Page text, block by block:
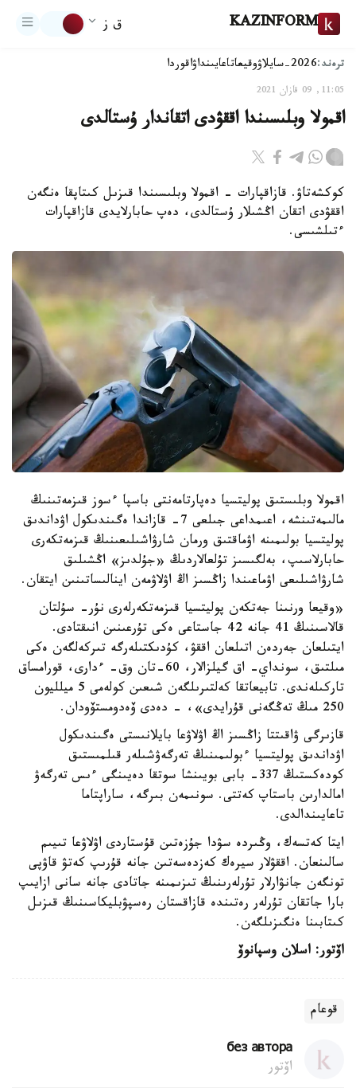
KAZINFORM ق ز
ترەند:2026-سايلاۋ وقيعاتاعايىنداۋاقوردا
11:05, 09 قازان 2021
اقمولا وبلىسىندا اققۋدى اتقاندار ۇستالدى
كوكشەتاۋ. قازاقپارات - اقمولا وبلىسىندا قىزىل كىتاپقا ەنگەن
اققۋدى اتقان اڭشىلار ۇستالدى، دەپ حابارلايدى قازاقپارات
ءتىلشىسى.
اقمولا وبلىستىق پوليتسيا دەپارتامەنتى باسپا ءسوز قىزمەتىنىڭ
مالىمەتىنشە، اعىمداعى جىلعى 7- قازاندا ەگىندىكول اۋداندىق
پوليتسيا بولىمىنە اۋماقتىق ورمان شارۋاشىلىعىنىڭ قىزمەتكەرى
حابارلاسىپ، بەلگىسىز تۇلعالاردىڭ «جۇلدىز» اڭشىلىق
شارۋاشىلىعى اۋماعىندا زاڭسىز اڭ اۋلاۋمەن اينالىساتىنىن ايتقان.
«وقيعا ورنىنا جەتكەن پوليتسيا قىزمەتكەرلەرى نۇر- سۇلتان
قالاسىنىڭ 41 جانە 42 جاستاعى ەكى تۇرعىنىن انىقتادى.
ايتىلعان جەردەن اتىلعان اققۋ، كۇدىكتىلەرگە تىركەلگەن ەكى
مىلتىق، سونداي- اق گيلزالار، 60-تان وق- ءدارى، قورامساق
تاركىلەندى. تابيعاتقا كەلتىرىلگەن شىعىن كولەمى 5 ميلليون
250 مىڭ تەڭگەنى قۇرايدى»، - دەدى ۆەدومستۆودان.
قازىرگى ۋاقىتتا زاڭسىز اڭ اۋلاۋعا بايلانىستى ەگىندىكول
اۋداندىق پوليتسيا ءبولىمىنىڭ تەرگەۋشىلەر قىلمىستىق
كودەكستىڭ 337- بابى بويىنشا سوتقا دەيىنگى ءىس تەرگەۋ
امالدارىن باستاپ كەتتى. سونىمەن بىرگە، ساراپتاما
تاعايىندالدى.
ايتا كەتسەك، وڭىردە سۋدا جۇزەتىن قۇستاردى اۋلاۋعا تىيىم
سالىنعان. اققۋلار سيرەك كەزدەسەتىن جانە قۇرىپ كەتۋ قاۋپى
تونگەن جانۋارلار تۇرلەرىنىڭ تىزىمىنە جاتادى جانە سانى ازايىپ
بارا جاتقان تۇرلەر رەتىندە قازاقستان رەسپۋبليكاسىنىڭ قىزىل
كىتابىنا ەنگىزىلگەن.
اۆتور: اسلان وسپانوۆ
قوعام
без автора
اۆتور